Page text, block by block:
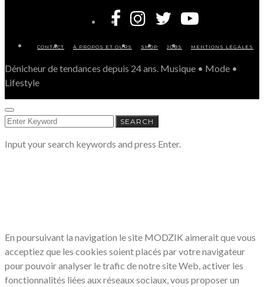
CONTACT À PROPOS ET OURS SHOP JOBS MENTIONS LÉGALES
Dénicheur de tendances depuis 24 ans. Musique • Mode •
Lifestyle
SEARCH
FOR:
SEARCH
Input your search keywords and press Enter.
En poursuivant la navigation le site MODZIK aimerait que vous
acceptiez que les cookies soient placés par votre navigateur
pour pouvoir analyser le trafic de notre site Web, activer les
fonctionnalités liées aux réseaux sociaux, vous proposer un